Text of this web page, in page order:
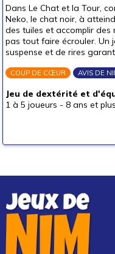
Dans Le Chat et la Tour,
Neko, le chat noir, à
des tuiles et accomplir des
pas tout faire écrouler. Un
suspense et de rires
COUP DE CŒUR AVIS DE
Jeu de dextérité et
1 à 5 joueurs - 8 ans et plus